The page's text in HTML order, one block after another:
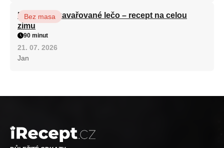
Babiččino zavařované lečo – recept na celou
zimu
Bez masa
90 minut
21. 07. 2026
Jan